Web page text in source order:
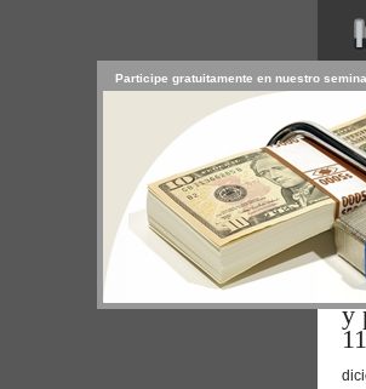
y
Participe gratuitamente en nuestro